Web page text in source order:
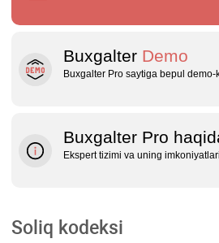
Buxgalter Demo
Buxgalter Pro saytiga bepul
Buxgalter Pro
Ekspert tizimi va uning
Soliq kodeksi